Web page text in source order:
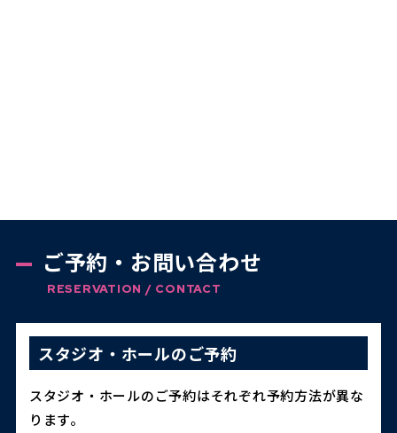
ご予約・お問い合わせ
RESERVATION / CONTACT
スタジオ・ホールのご予約
スタジオ・ホールのご予約はそれぞれ予約方法が異な
ります。